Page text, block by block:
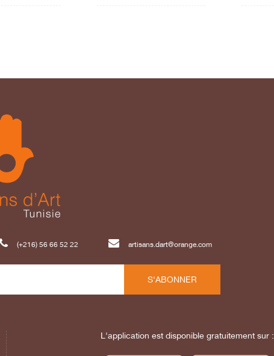
(+216) 56 66 52 22 artisans.dart@orange.com
S'ABONNER
L'application est disponible gratuitement sur :